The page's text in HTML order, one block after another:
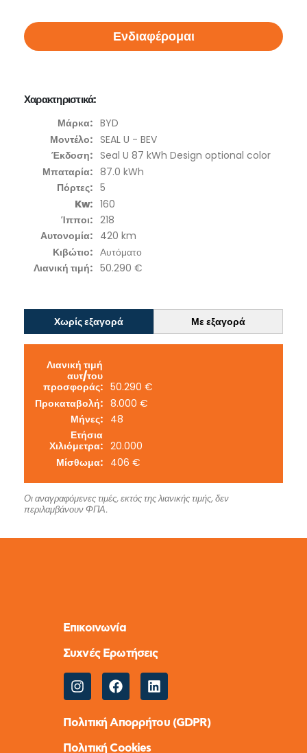
Ενδιαφέρομαι
Χαρακτηριστικά:
Μάρκα: BYD
Μοντέλο: SEAL U - BEV
Έκδοση: Seal U 87 kWh Design optional color
Μπαταρία:
87.0 kWh
Πόρτες: 5
Kw: 160
Ίπποι: 218
Αυτονομία:
420 km
Κιβώτιο: Αυτόματο
Λιανική τιμή: 50.290 €
Χωρίς εξαγορά Με εξαγορά
Λιανική τιμή
αυτ/του
προσφοράς: 50.290 €
Προκαταβολή: 8.000 €
Μήνες:
48
Ετήσια
Χιλιόμετρα: 20.000
Μίσθωμα:
406 €
Οι αναγραφόμενες τιμές, εκτός της λιανικής τιμής, δεν
περιλαμβάνουν ΦΠΑ.
Επικοινωνία
Συχνές Ερωτήσεις
Πολιτική Απορρήτου (GDPR)
Πολιτική Cookies